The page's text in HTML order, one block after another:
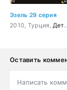
Эзель 29 серия
2010, Турция, Детектив
Оставить
Написать